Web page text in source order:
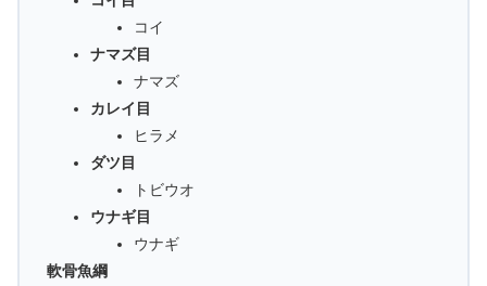
コイ
ナマズ目
ナマズ
カレイ目
ヒラメ
ダツ目
トビウオ
ウナギ目
ウナギ
軟骨魚綱